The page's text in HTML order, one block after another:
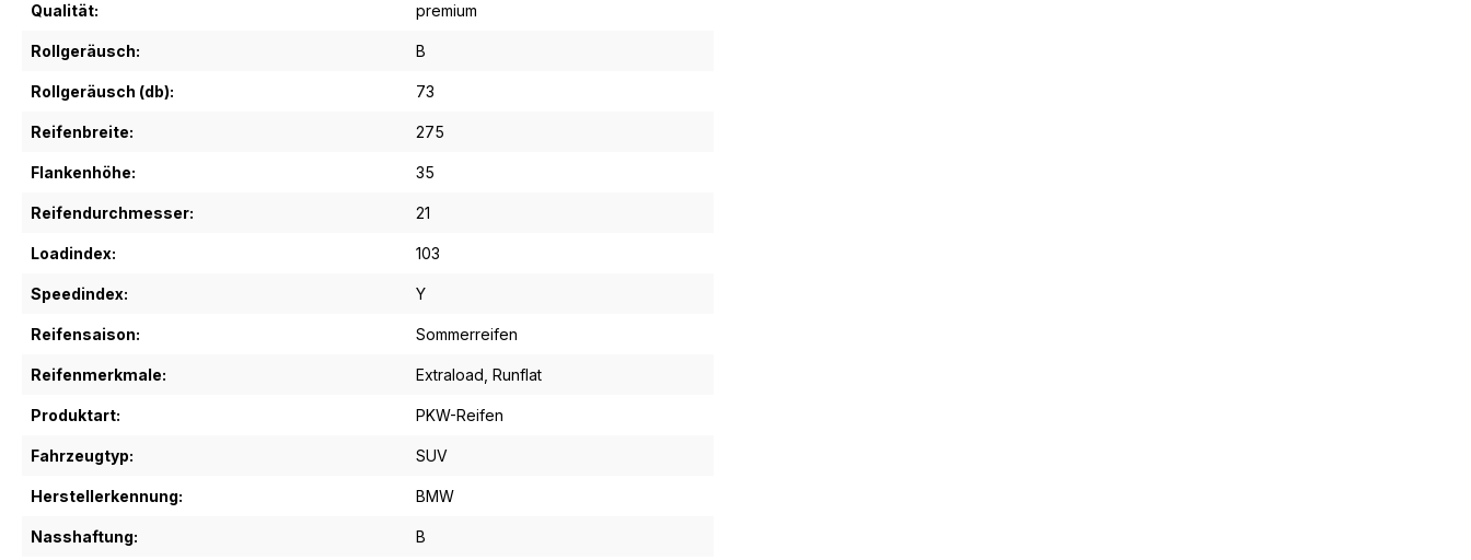
Qualität: premium
Rollgeräusch: B
Rollgeräusch (db): 73
Reifenbreite: 275
Flankenhöhe: 35
Reifendurchmesser: 21
Loadindex: 103
Speedindex: Y
Reifensaison: Sommerreifen
Reifenmerkmale: Extraload , Runflat
Produktart: PKW-Reifen
Fahrzeugtyp: SUV
Herstellerkennung: BMW
Nasshaftung: B